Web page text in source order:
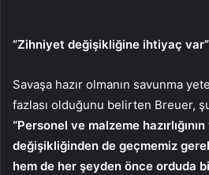
“Zihniyet değişikliğine ihtiyaç var”
Savaşa hazır olmanın savunma
fazlası olduğunu belirten Breuer,
“Personel ve malzeme
değişikliğinden de geçmemiz
hem de her şeyden önce orduda